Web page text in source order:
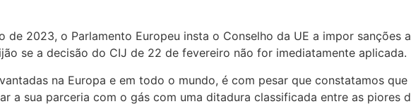
de 2023, o Parlamento Europeu insta o Conselho da UE a impor sanções a
se a decisão do CIJ de 22 de fevereiro não for imediatamente aplicada.
na Europa e em todo o mundo, é com pesar que constatamos que
a sua parceria com o gás com uma ditadura classificada entre as piores